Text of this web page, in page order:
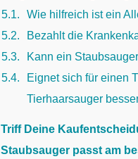
5.1
Wie hilfreich ist ein
5.2
Bezahlt die
5.3
Kann ein
5.4
Eignet sich für einen
Tierhaarsauger
Triff Deine
Staubsauger passt am